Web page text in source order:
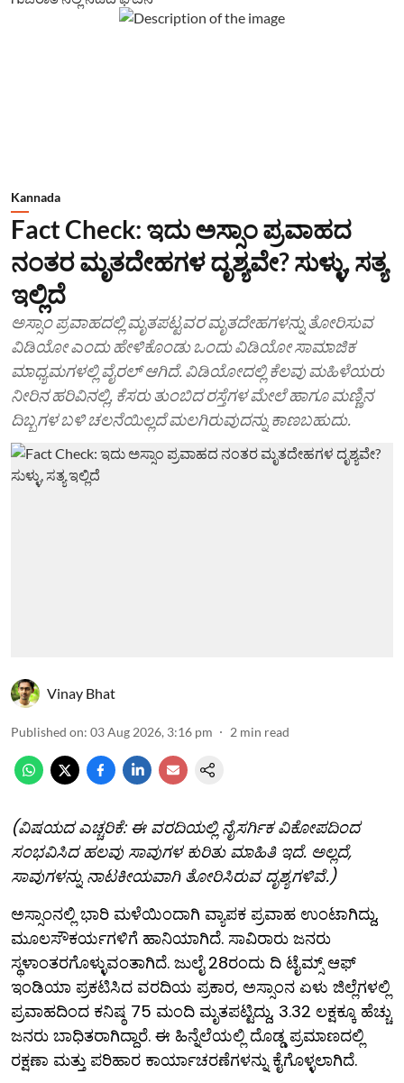
Kannada
Fact Check: ಇದು ಅಸ್ಸಾಂ ಪ್ರವಾಹದ
ನಂತರ ಮೃತದೇಹಗಳ ದೃಶ್ಯವೇ? ಸುಳ್ಳು, ಸತ್ಯ
ಇಲ್ಲಿದೆ
ಅಸ್ಸಾಂ ಪ್ರವಾಹದಲ್ಲಿ ಮೃತಪಟ್ಟವರ ಮೃತದೇಹಗಳನ್ನು ತೋರಿಸುವ
ವಿಡಿಯೋ ಎಂದು ಹೇಳಿಕೊಂಡು ಒಂದು ವಿಡಿಯೋ ಸಾಮಾಜಿಕ
ಮಾಧ್ಯಮಗಳಲ್ಲಿ ವೈರಲ್ ಆಗಿದೆ. ವಿಡಿಯೋದಲ್ಲಿ ಕೆಲವು ಮಹಿಳೆಯರು
ನೀರಿನ ಹರಿವಿನಲ್ಲಿ, ಕೆಸರು ತುಂಬಿದ ರಸ್ತೆಗಳ ಮೇಲೆ ಹಾಗೂ ಮಣ್ಣಿನ
ದಿಬ್ಬಗಳ ಬಳಿ ಚಲನೆಯಿಲ್ಲದೆ ಮಲಗಿರುವುದನ್ನು ಕಾಣಬಹುದು.
Vinay Bhat
Published on: 03 Aug 2026, 3:16 pm 2 min read
(ವಿಷಯದ ಎಚ್ಚರಿಕೆ: ಈ ವರದಿಯಲ್ಲಿ ನೈಸರ್ಗಿಕ ವಿಕೋಪದಿಂದ
ಸಂಭವಿಸಿದ ಹಲವು ಸಾವುಗಳ ಕುರಿತು ಮಾಹಿತಿ ಇದೆ. ಅಲ್ಲದೆ,
ಸಾವುಗಳನ್ನು ನಾಟಕೀಯವಾಗಿ ತೋರಿಸಿರುವ ದೃಶ್ಯಗಳಿವೆ.)
ಅಸ್ಸಾಂನಲ್ಲಿ ಭಾರಿ ಮಳೆಯಿಂದಾಗಿ ವ್ಯಾಪಕ ಪ್ರವಾಹ ಉಂಟಾಗಿದ್ದು,
ಮೂಲಸೌಕರ್ಯಗಳಿಗೆ ಹಾನಿಯಾಗಿದೆ. ಸಾವಿರಾರು ಜನರು
ಸ್ಥಳಾಂತರಗೊಳ್ಳುವಂತಾಗಿದೆ. ಜುಲೈ 28ರಂದು ದಿ ಟೈಮ್ಸ್ ಆಫ್
ಇಂಡಿಯಾ ಪ್ರಕಟಿಸಿದ ವರದಿಯ ಪ್ರಕಾರ, ಅಸ್ಸಾಂನ ಏಳು ಜಿಲ್ಲೆಗಳಲ್ಲಿ
ಪ್ರವಾಹದಿಂದ ಕನಿಷ್ಠ 75 ಮಂದಿ ಮೃತಪಟ್ಟಿದ್ದು, 3.32 ಲಕ್ಷಕ್ಕೂ ಹೆಚ್ಚು
ಜನರು ಬಾಧಿತರಾಗಿದ್ದಾರೆ. ಈ ಹಿನ್ನೆಲೆಯಲ್ಲಿ ದೊಡ್ಡ ಪ್ರಮಾಣದಲ್ಲಿ
ರಕ್ಷಣಾ ಮತ್ತು ಪರಿಹಾರ ಕಾರ್ಯಾಚರಣೆಗಳನ್ನು ಕೈಗೊಳ್ಳಲಾಗಿದೆ.